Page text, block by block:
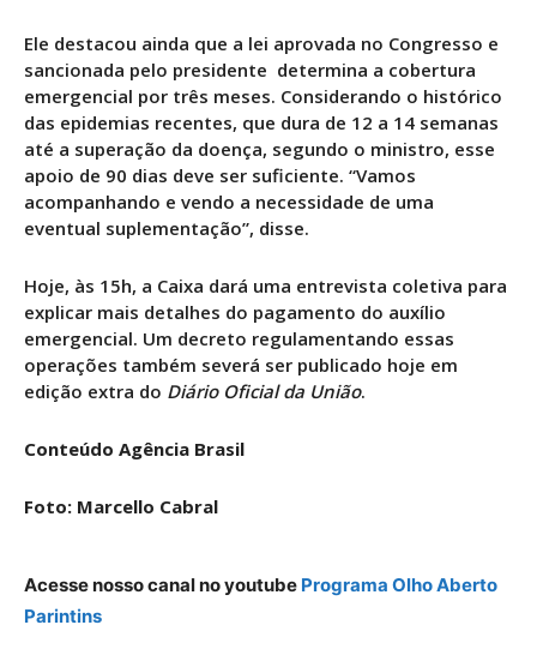
Ele destacou ainda que a lei aprovada no Congresso e
sancionada pelo presidente determina a cobertura
emergencial por três meses. Considerando o histórico
das epidemias recentes, que dura de 12 a 14 semanas
até a superação da doença, segundo o ministro, esse
apoio de 90 dias deve ser suficiente. “Vamos
acompanhando e vendo a necessidade de uma
eventual suplementação”, disse.
Hoje, às 15h, a Caixa dará uma entrevista coletiva para
explicar mais detalhes do pagamento do auxílio
emergencial. Um decreto regulamentando essas
operações também severá ser publicado hoje em
edição extra do Diário Oficial da União.
Conteúdo Agência Brasil
Foto: Marcello Cabral
Acesse nosso canal no youtube Programa Olho Aberto
Parintins